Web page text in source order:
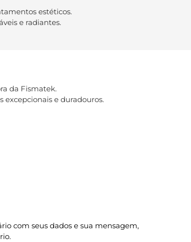
estéticos.
e radiantes.
da Fismatek.
excepcionais e duradouros.
com seus dados e sua mensagem,